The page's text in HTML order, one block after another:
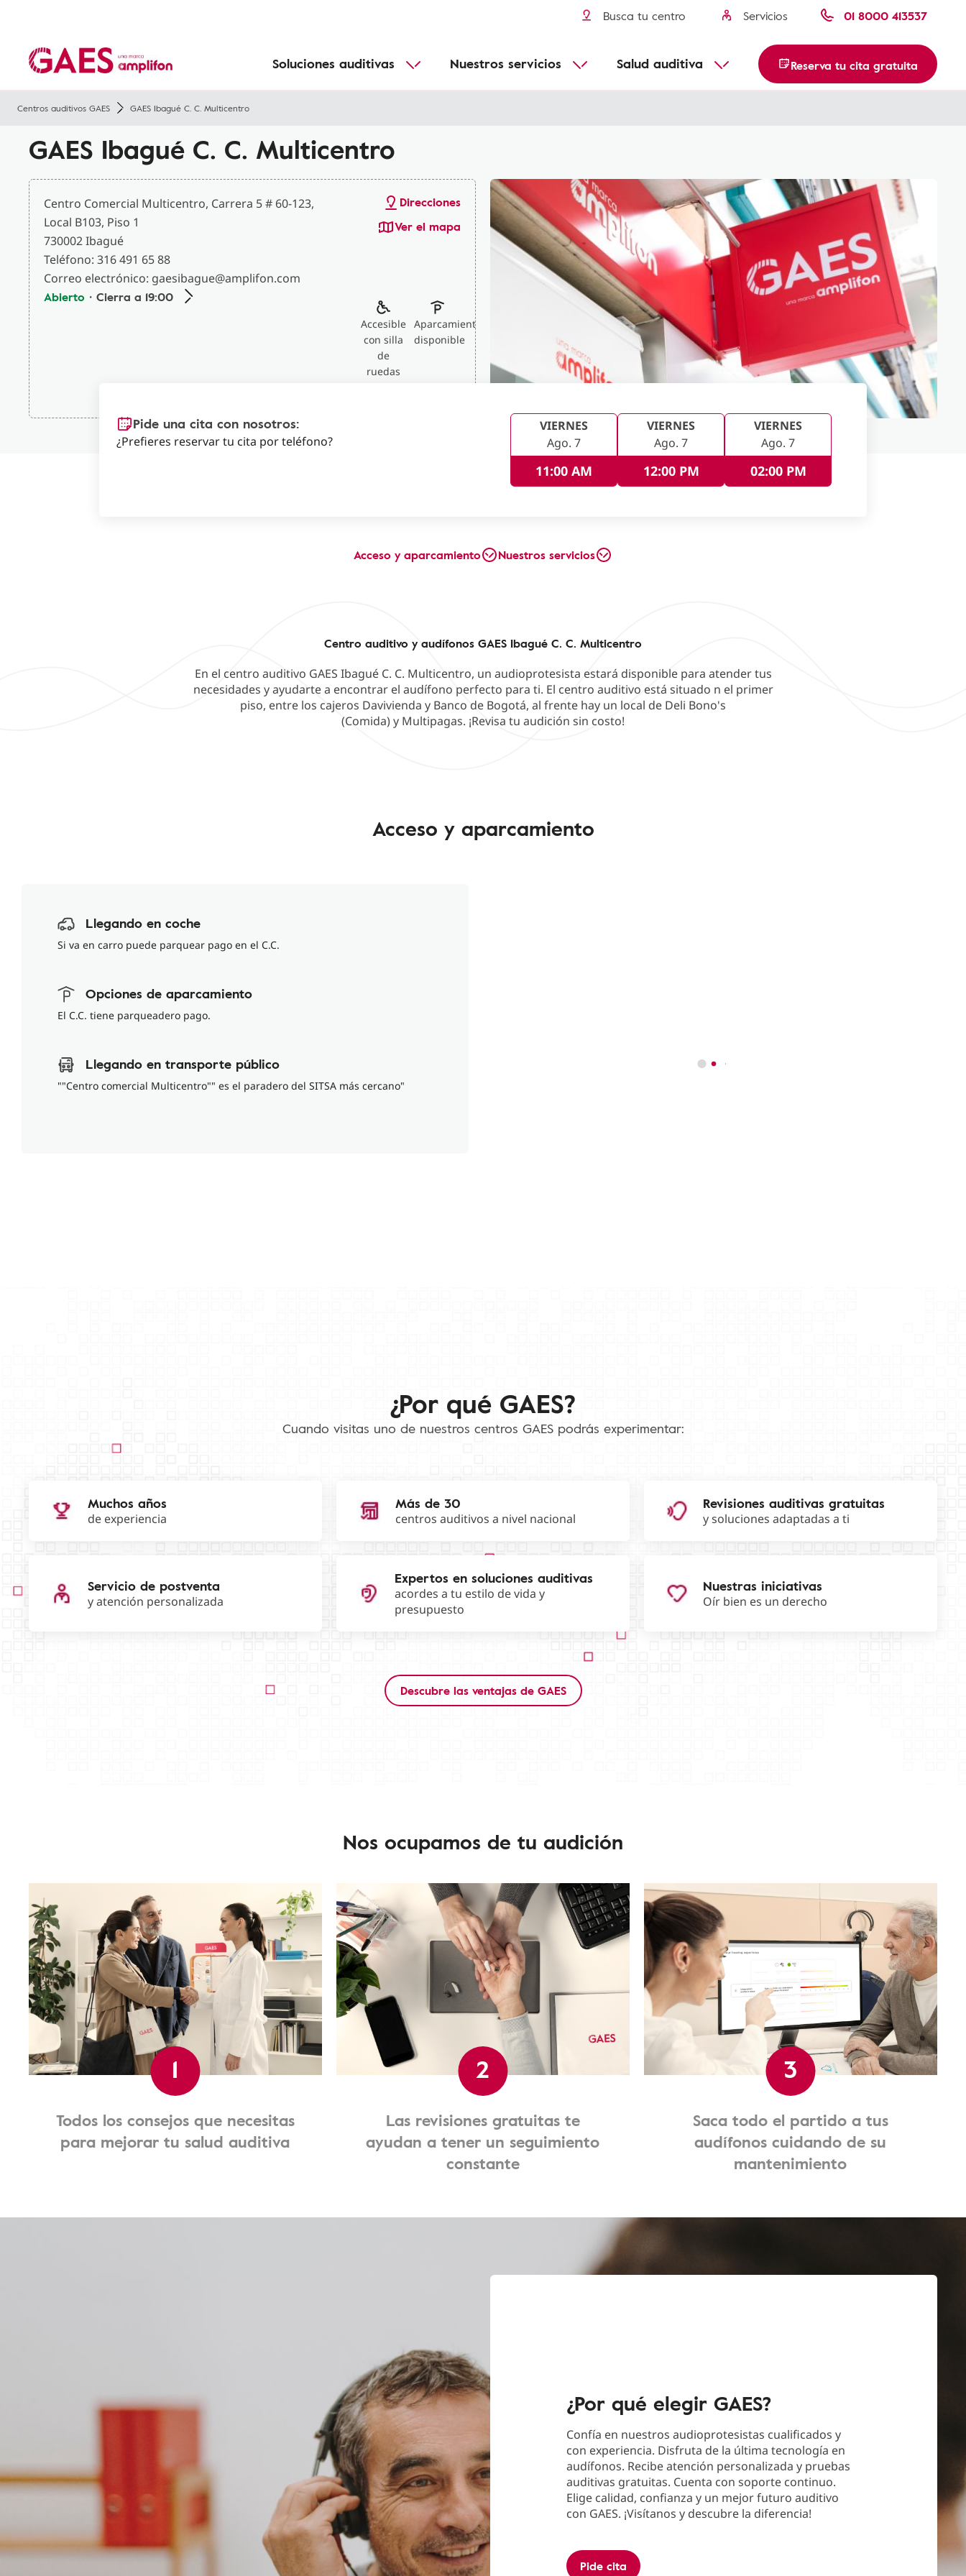
Busca tu centro Servicios 01 8000 413537
Soluciones auditivas Adecuado para todos
Nuestros servicios Salud auditiva
Pérdida de audición en niños
Enfermedades infantiles
Reserva tu cita gratuita
Centros auditivos GAES GAES Ibagué C. C. Multicentro
GAES Ibagué C. C. Multicentro
Centro Comercial Multicentro, Carrera 5 # 60-123,
Local B103, Piso 1
730002 Ibagué
Teléfono: 316 491 65 88
Correo electrónico: gaesibague@amplifon.com
Abierto ・Cierra a 19:00
Direcciones
Ver el mapa
Accesible
con silla
de
ruedas
Aparcamiento
disponible
Pide una cita con nosotros:
¿Prefieres reservar tu cita por teléfono?
VIERNES
Ago. 7
11:00 AM
VIERNES
Ago. 7
12:00 PM
VIERNES
Ago. 7
02:00 PM
Acceso y aparcamiento Nuestros servicios
Centro auditivo y audífonos GAES Ibagué C. C. Multicentro
En el centro auditivo GAES Ibagué C. C. Multicentro, un audioprotesista estará disponible para atender tus
necesidades y ayudarte a encontrar el audífono perfecto para ti. El centro auditivo está situado n el primer
piso, entre los cajeros Davivienda y Banco de Bogotá, al frente hay un local de Deli Bono's
(Comida) y Multipagas. ¡Revisa tu audición sin costo!
Acceso y aparcamiento
Llegando en coche
Si va en carro puede parquear pago en el C.C.
Opciones de aparcamiento
El C.C. tiene parqueadero pago.
Llegando en transporte público
""Centro comercial Multicentro"" es el paradero del SITSA más cercano"
¿Por qué GAES?
Cuando visitas uno de nuestros centros GAES podrás experimentar:
Muchos años
de experiencia
Más de 30
centros auditivos a nivel nacional
Revisiones auditivas gratuitas
y soluciones adaptadas a ti
Servicio de postventa
y atención personalizada
Expertos en soluciones auditivas
acordes a tu estilo de vida y
presupuesto
Nuestras iniciativas
Oír bien es un derecho
Descubre las ventajas de GAES
Nos ocupamos de tu audición
1
Todos los consejos que necesitas
para mejorar tu salud auditiva
2
Las revisiones gratuitas te
ayudan a tener un seguimiento
constante
3
Saca todo el partido a tus
audífonos cuidando de su
mantenimiento
¿Por qué elegir GAES?
Confía en nuestros audioprotesistas cualificados y
con experiencia. Disfruta de la última tecnología en
audífonos. Recibe atención personalizada y pruebas
auditivas gratuitas. Cuenta con soporte continuo.
Elige calidad, confianza y un mejor futuro auditivo
con GAES. ¡Visítanos y descubre la diferencia!
Pide cita